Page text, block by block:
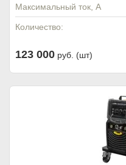
Максимальный ток, А
Количество:
123 000 руб. (шт)